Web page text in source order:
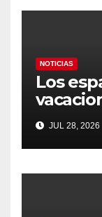
NOTICIAS
Los
más
y los
JUL 28, 2026